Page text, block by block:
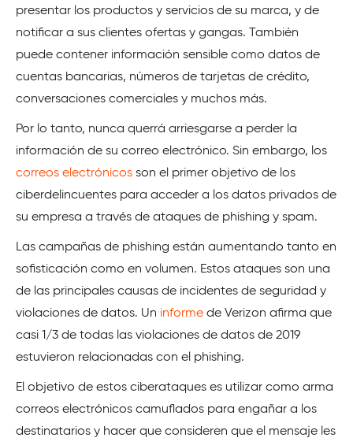
presentar los productos y servicios de su marca, y de
notificar a sus clientes ofertas y gangas. También
puede contener información sensible como datos de
cuentas bancarias, números de tarjetas de crédito,
conversaciones comerciales y muchos más.
Por lo tanto, nunca querrá arriesgarse a perder la
información de su correo electrónico. Sin embargo, los
correos electrónicos son el primer objetivo de los
ciberdelincuentes para acceder a los datos privados de
su empresa a través de ataques de phishing y spam.
Las campañas de phishing están aumentando tanto en
sofisticación como en volumen. Estos ataques son una
de las principales causas de incidentes de seguridad y
violaciones de datos. Un informe de Verizon afirma que
casi 1/3 de todas las violaciones de datos de 2019
estuvieron relacionadas con el phishing.
El objetivo de estos ciberataques es utilizar como arma
correos electrónicos camuflados para engañar a los
destinatarios y hacer que consideren que el mensaje les